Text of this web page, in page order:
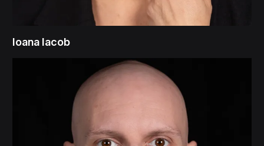
Ioana Iacob